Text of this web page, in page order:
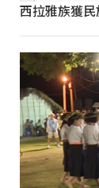
西拉雅族獲